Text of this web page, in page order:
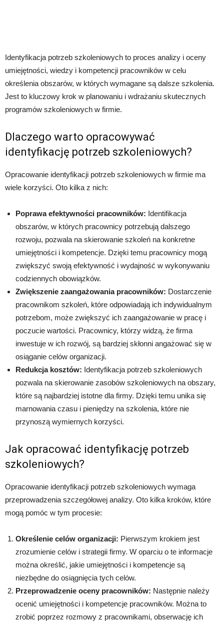
Identyfikacja potrzeb szkoleniowych to proces analizy i oceny
umiejętności, wiedzy i kompetencji pracowników w celu
określenia obszarów, w których wymagane są dalsze szkolenia.
Jest to kluczowy krok w planowaniu i wdrażaniu skutecznych
programów szkoleniowych w firmie.
Dlaczego warto opracowywać
identyfikację potrzeb szkoleniowych?
Opracowanie identyfikacji potrzeb szkoleniowych w firmie ma
wiele korzyści. Oto kilka z nich:
Poprawa efektywności pracowników: Identifikacja
obszarów, w których pracownicy potrzebują dalszego
rozwoju, pozwala na skierowanie szkoleń na konkretne
umiejętności i kompetencje. Dzięki temu pracownicy mogą
zwiększyć swoją efektywność i wydajność w wykonywaniu
codziennych obowiązków.
Zwiększenie zaangażowania pracowników: Dostarczenie
pracownikom szkoleń, które odpowiadają ich indywidualnym
potrzebom, może zwiększyć ich zaangażowanie w pracę i
poczucie wartości. Pracownicy, którzy widzą, że firma
inwestuje w ich rozwój, są bardziej skłonni angażować się w
osiąganie celów organizacji.
Redukcja kosztów: Identyfikacja potrzeb szkoleniowych
pozwala na skierowanie zasobów szkoleniowych na obszary,
które są najbardziej istotne dla firmy. Dzięki temu unika się
marnowania czasu i pieniędzy na szkolenia, które nie
przynoszą wymiernych korzyści.
Jak opracować identyfikację potrzeb
szkoleniowych?
Opracowanie identyfikacji potrzeb szkoleniowych wymaga
przeprowadzenia szczegółowej analizy. Oto kilka kroków, które
mogą pomóc w tym procesie:
Określenie celów organizacji: Pierwszym krokiem jest
zrozumienie celów i strategii firmy. W oparciu o te informacje
można określić, jakie umiejętności i kompetencje są
niezbędne do osiągnięcia tych celów.
Przeprowadzenie oceny pracowników: Następnie należy
ocenić umiejętności i kompetencje pracowników. Można to
zrobić poprzez rozmowy z pracownikami, obserwację ich